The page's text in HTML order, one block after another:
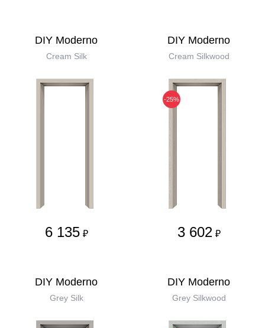
DIY Moderno
Cream Silk
6 135 ₽
DIY Moderno
Cream Silkwood
-25%
3 602 ₽
DIY Moderno
Grey Silk
DIY Moderno
Grey Silkwood